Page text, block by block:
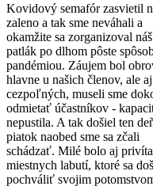
Kovidový semafór zasvietil
zaleno a tak sme neváhali a
okamžite sa zorganizoval
patlák po dlhom pôste
pandémiou. Záujem bol
hlavne u našich členov, ale
cezpoľných, museli sme
odmietať účastníkov -
nepustila. A tak došiel ten
piatok naobed sme sa zčali
schádzať. Milé bolo aj
miestnych labutí, ktoré sa
pochváliť svojim